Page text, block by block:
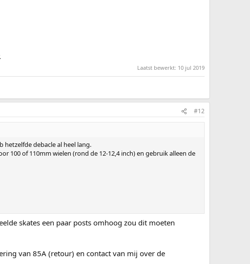
Laatst bewerkt: 10 jul 2019
#12
debacle al heel lang.
100 of 110mm wielen (rond de 12-12,4 inch) en gebruik alleen de
skates een paar posts omhoog zou dit moeten
van 85A (retour) en contact van mij over de